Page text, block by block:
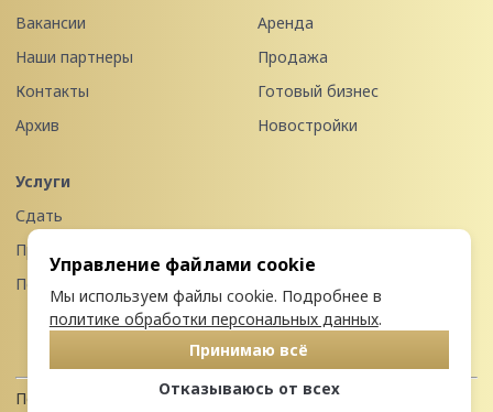
Вакансии
Наши партнеры
Контакты
Архив
Аренда
Продажа
Готовый бизнес
Новостройки
Услуги
Сдать
Продать
Передать в управление
Политика конфиденциальности
Управление файлами cookie
Мы используем файлы cookie. Подробнее в
политике обработки персональных данных.
Принимаю всё
Отказываюсь от всех